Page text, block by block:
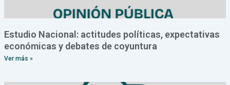
Estudio Nacional: actitudes políticas, expectativas
económicas y debates de coyuntura
Ver más »